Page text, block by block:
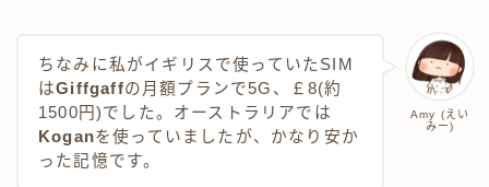
Amy (えい
みー)
ちなみに私がイギリスで使っていたSIM
はGiffgaffの月額プランで5G、￡8(約
1500円)でした。オーストラリアでは
Koganを使っていましたが、かなり安か
った記憶です。